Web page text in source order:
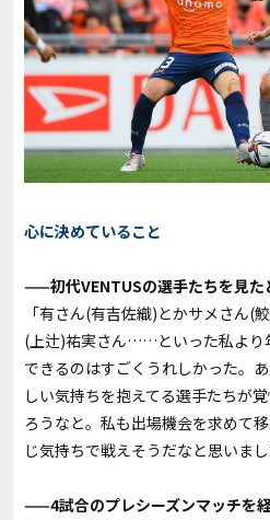
心に決めていること
——初代VENTUSの選手たちを見た
「有さん(有吉佐織)とかサメさん(
(上辻)祐実さん……といった私より
できるのはすごくうれしかった。
しい気持ちを抱えてる選手たちが
ろうなと。私も出場機会を求めて
じ気持ちで戦えそうだなと思いまし
——4試合のプレシーズンマッチを